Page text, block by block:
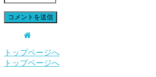
トップページへ
トップページへ